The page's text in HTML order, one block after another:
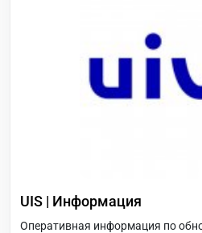
UIS | Информация
Оперативная информация по